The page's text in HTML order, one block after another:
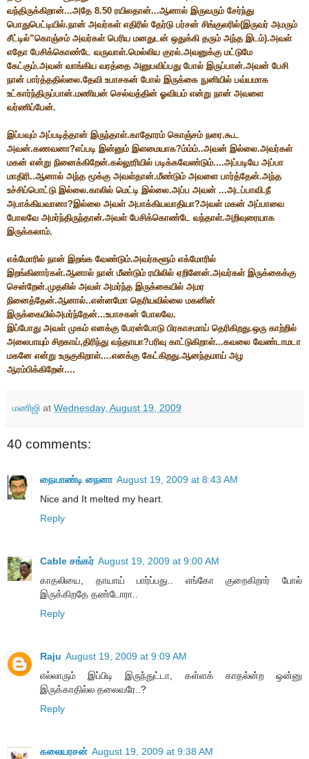
வந்திருக்கிறான்...அதே 8.50 ரயிலதான்...ஆனால் இருவரும் சேர்ந்து
பொதுபெட்டியில்.நான் அவர்கள் எதிரில் தேர்டு பர்சன் சிங்குலரில்(இருவர் அமரும்
சீட்டில்”கொஞ்சம் அவர்கள் பெரிய மனதுடன் ஒதுக்கி தரும் அந்த இடம்).அவள்
எதோ பேசிக்கொண்டே வருவாள்.மெல்லிய குரல்.அவனுக்கு மட்டுமே
கேட்கும்.அவன் வாங்கிய வரத்தை அனுபவிப்பது போல் இருப்பான்.அவன் பேசி
நான் பார்த்ததில்லை.தேவி உபாசகன் போல் இருக்கை நுனியில் பவ்யமாக
உட்கார்ந்திருப்பான்.மணியன் செல்வத்தின் ஓவியம் என்று நான் அவளை
வர்ணிப்பேன்.
இப்பவும் அப்படித்தான் இருந்தாள்.காதோரம் கொஞ்சம் நரை.கூட
அவன்.கணவனா?எப்படி இன்னும் இளமையாக?ம்ம்ம்..அவன் இல்லை.அவர்கள்
மகன் என்று நினைக்கிறேன்.கல்லூரியில் படிக்கவேண்டும்....அப்படியே அப்பா
மாதிரி..ஆனால் அந்த மூக்கு அவள்தான்.மீண்டும் அவளை பார்த்தேன்.அந்த
உச்சிப்பொட்டு இல்லை.காலில் மெட்டி இல்லை.அப்ப அவன் ...அடப்பாவி.நீ
அபாக்கியவானா?இல்லை அவள் அபாக்கியவாதியா?அவள் மகன் அப்பாவை
போலவே அமர்ந்திருந்தான்.அவள் பேசிக்கொண்டே வந்தாள்.அறிவுரையாக
இருக்கலாம்.
எக்மோரில் நான் இறங்க வேண்டும்.அவர்களூம் எக்மோரில்
இறங்கினார்கள்.ஆனால் நான் மீண்டும் ரயிலில் ஏறினேன்.அவர்கள் இருக்கைக்கு
சென்றேன்.முதலில் அவள் அமர்ந்த இருக்கையில் அமர
நினைத்தேன்.ஆனால்..என்னமோ தெரியவில்லை மகனின்
இருக்கையில்அமர்ந்தேன்...உபாசகன் போலவே.
இப்போது அவள் முகம் எனக்கு பேரன்போடு பிரகாசமாய் தெரிகிறது.ஒரு காற்றில்
அலைபாயும் சிறகாய்,திரிந்து வந்தாயா?பரிவு காட்டுகிறாள்...கவலை வேண்டாமடா
மகனே என்று உருகுகிறாள்....எனக்கு கேட்கிறது.ஆனந்தமாய் அழ
ஆரம்பிக்கிறேன்....
மணிஜி at Wednesday, August 19, 2009
40 comments:
நையாண்டி நைனா August 19, 2009 at 8:43 AM
Nice and It melted my heart.
Reply
Cable சங்கர் August 19, 2009 at 9:00 AM
காதலியை, தாயாய் பார்ப்பது.. எங்கோ குறைகிறார் போல்
இருக்கிறதே தண்டோரா..
Reply
Raju August 19, 2009 at 9:09 AM
எல்லாரும் இப்பிடி இருந்துட்டா, கள்ளக் காதல்ன்ற ஒன்னு
இருக்காதில்ல தலைவரே..?
Reply
கலையரசன் August 19, 2009 at 9:38 AM